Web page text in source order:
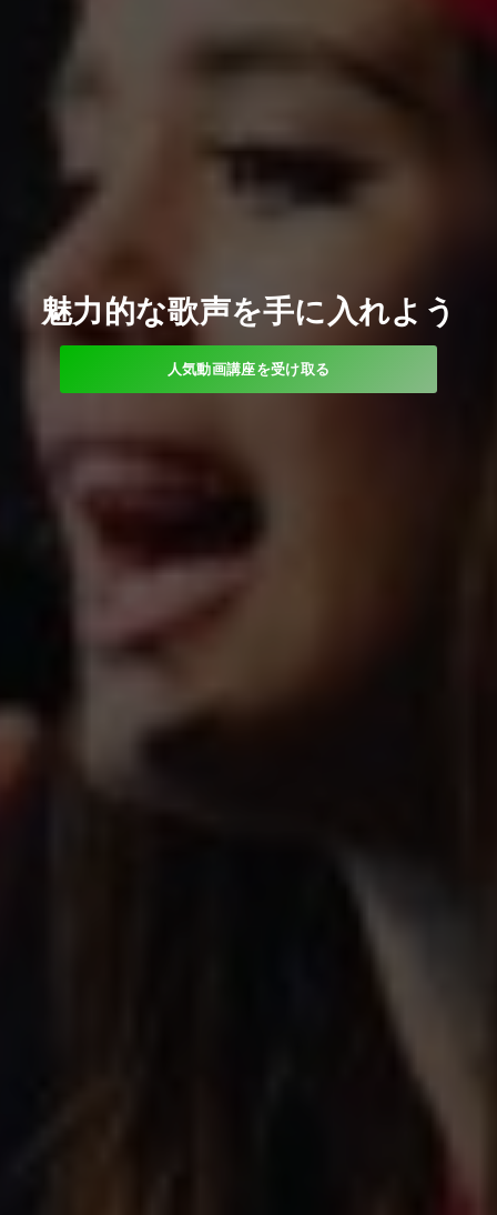
魅力的な歌声を手に入れよう
人気動画講座を受け取る